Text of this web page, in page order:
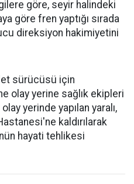
göre, seyir halindeki
göre fren yaptığı sırada
direksiyon hakimiyetini
sürücüsü için
olay yerine sağlık ekipleri
yerinde yapılan yaralı,
kaldırılarak
hayati tehlikesi